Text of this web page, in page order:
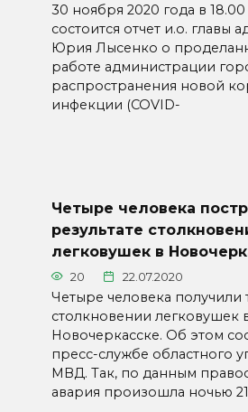
30 ноября 2020 года в 18.00
состоится отчет и.о. главы
Юрия Лысенко о
работе администрации
распространения новой
инфекции (COVID-
Четыре человека
результате
легковушек в
20 22.07.2020
Четыре человека
столкновении легковушек
Новочеркасске. Об этом
пресс-службе областного
МВД. Так, по данным
авария произошла ночью